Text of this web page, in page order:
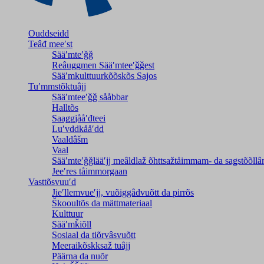
Ouddseidd
Teâđ meeʹst
Sääʹmteʹǧǧ
Reâuggmen Sääʹmteeʹǧǧest
Sääʹmkulttuurkõõskõs Sajos
Tuʹmmstõktuâjj
Sääʹmteeʹǧǧ sååbbar
Halltõs
Saaǥǥjååʹđteei
Luʹvddkååʹdd
Vaaldâšm
Vaal
Sääʹmteʹǧǧlääʹjj meâldlaž õhttsažtåimmam- da
Jeeʹres tåimmorgaan
Vasttõsvuuʹd
Jieʹllemvueʹjj, vuõiggâdvuõtt da pirrõs
Škooultõs da mättmateriaal
Kulttuur
Sääʹmǩiõll
Sosiaal da tiõrvâsvuõtt
Meeraikõskksaž tuâjj
Päärna da nuõr